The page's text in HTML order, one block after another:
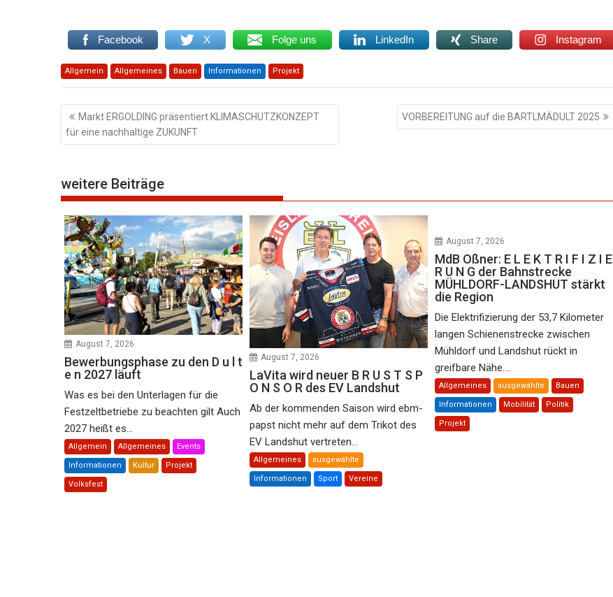
Facebook X Folge uns LinkedIn Share Instagram
Allgemein Allgemeines Bauen Informationen Projekt
Beitragsnavigation
Markt ERGOLDING präsentiert KLIMASCHUTZKONZEPT
für eine nachhaltige ZUKUNFT
VORBEREITUNG auf die BARTLMÄDULT 2025
weitere Beiträge
August 7, 2026
Bewerbungsphase zu den D u l t
e n 2027 läuft
Was es bei den Unterlagen für die
Festzeltbetriebe zu beachten gilt Auch
2027 heißt es...
Allgemein Allgemeines Events
Informationen Kultur Projekt
Volksfest
August 7, 2026
LaVita wird neuer B R U S T S P
O N S O R des EV Landshut
Ab der kommenden Saison wird ebm-
papst nicht mehr auf dem Trikot des
EV Landshut vertreten...
Allgemeines ausgewählte
Informationen Sport Vereine
August 7, 2026
MdB Oßner: E L E K T R I F I Z I E
R U N G der Bahnstrecke
MÜHLDORF-LANDSHUT stärkt
die Region
Die Elektrifizierung der 53,7 Kilometer
langen Schienenstrecke zwischen
Mühldorf und Landshut rückt in
greifbare Nähe....
Allgemeines ausgewählte Bauen
Informationen Mobilität Politik
Projekt